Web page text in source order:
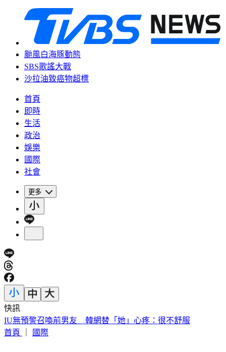
颱風白海豚動態
SBS歌謠大戰
沙拉油致癌物超標
首頁
即時
生活
政治
娛樂
國際
社會
更多
快訊
快訊／財神爺不在家 威力彩頭獎、二獎雙槓龜
首頁
國際